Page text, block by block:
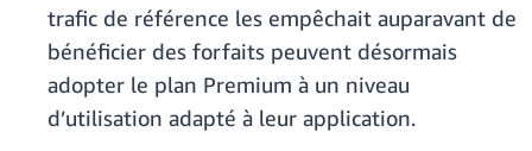
trafic de référence les empêchait auparavant de
bénéficier des forfaits peuvent désormais
adopter le plan Premium à un niveau
d’utilisation adapté à leur application.